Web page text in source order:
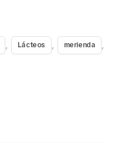
, Lácteos , merienda ,